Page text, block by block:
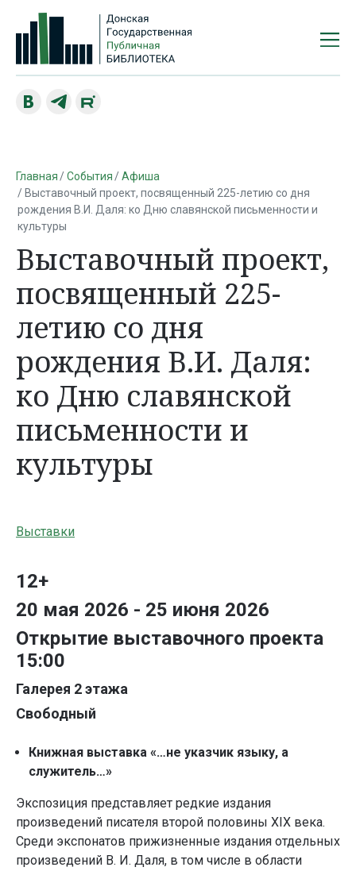
Главная События
Афиша
Выставочный проект, посвященный 225-летию со дня
рождения В.И. Даля: ко Дню славянской письменности и
культуры
Выставочный проект,
посвященный 225-
летию со дня
рождения В.И. Даля:
ко Дню славянской
письменности и
культуры
Выставки
12+
20 мая 2026 - 25 июня 2026
Открытие выставочного проекта
15:00
Галерея 2 этажа
Свободный
Книжная выставка «…не указчик языку, а
служитель…»
Экспозиция представляет редкие издания
произведений писателя второй половины XIX века.
Среди экспонатов прижизненные издания отдельных
произведений В. И. Даля, в том числе в области